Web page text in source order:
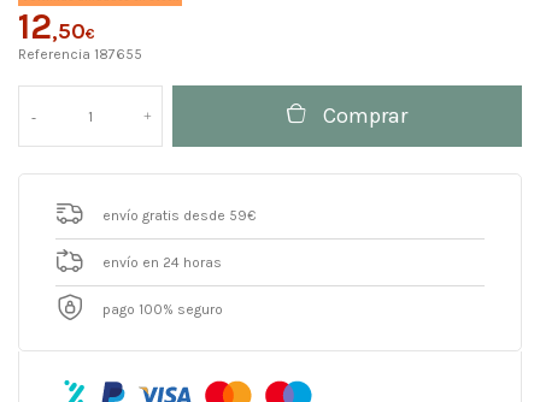
12,50€
Referencia 187655
Comprar
envío gratis desde 59€
envío en 24 horas
pago 100% seguro